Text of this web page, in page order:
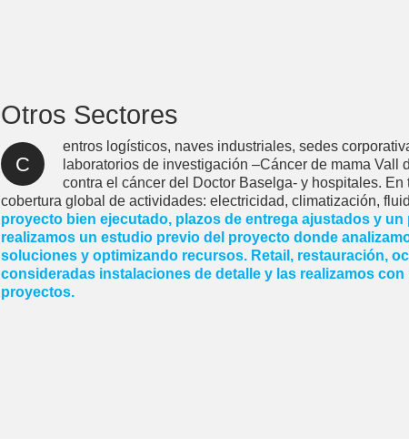
Otros Sectores
C
entros logísticos, naves industriales, sedes
laboratorios de investigación –Cáncer de mama Vall
contra el cáncer del Doctor Baselga- y hospitales.
cobertura global de actividades: electricidad, climatización,
proyecto bien ejecutado, plazos de entrega ajustados y
realizamos un estudio previo del proyecto donde
soluciones y optimizando recursos. Retail, restauración,
consideradas instalaciones de detalle y las realizamos
proyectos.